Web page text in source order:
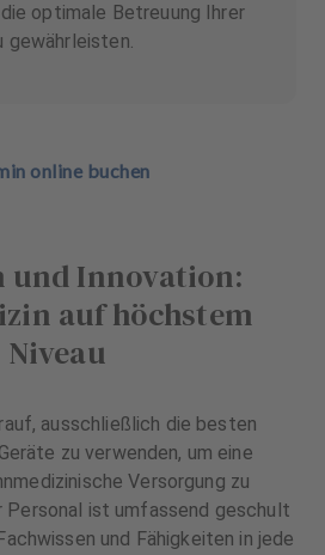
optimale Betreuung Ihrer
gewährleisten.
online buchen
und Innovation:
auf höchstem
Niveau
ausschließlich die besten
zu verwenden, um eine
Versorgung zu
Personal ist umfassend geschult
und Fähigkeiten in jede